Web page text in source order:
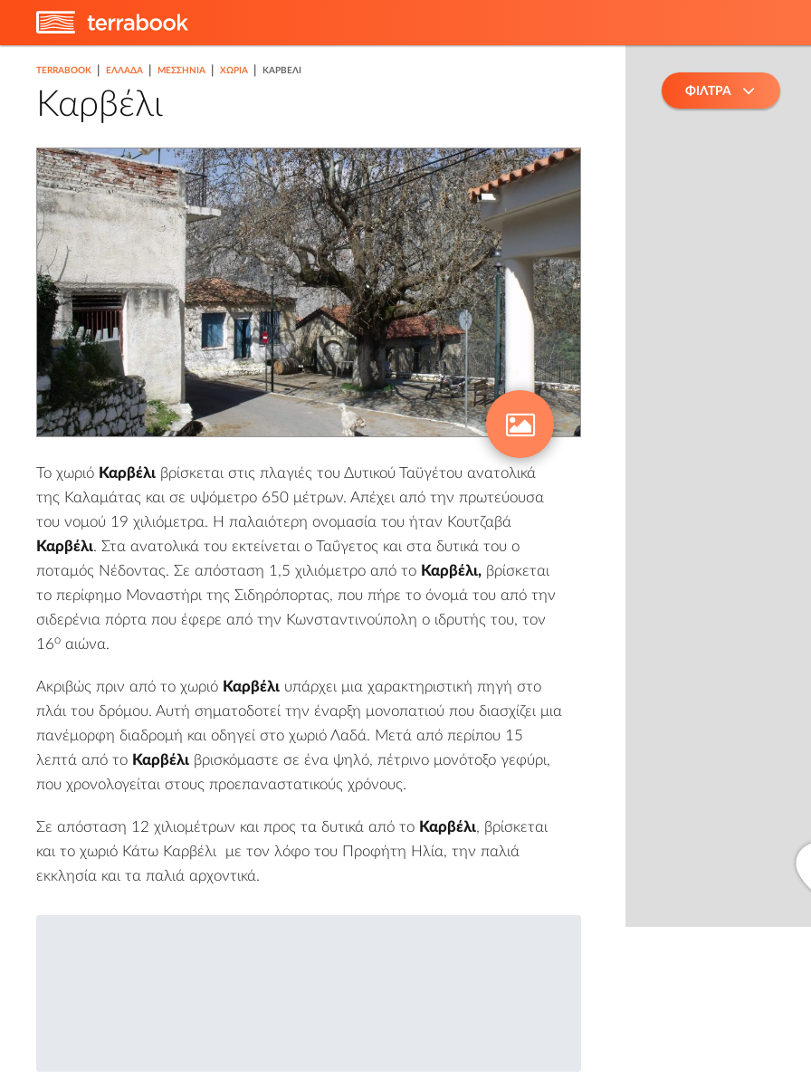
TERRABOOK ΕΛΛΑΔΑ ΜΕΣΣΗΝΊΑ ΧΩΡΙΆ ΚΑΡΒΈΛΙ
Καρβέλι
Το χωριό Καρβέλι βρίσκεται στις πλαγιές του Δυτικού Ταϋγέτου ανατολικά
της Καλαμάτας και σε υψόμετρο 650 μέτρων. Απέχει από την πρωτεύουσα
του νομού 19 χιλιόμετρα. Η παλαιότερη ονομασία του ήταν Κουτζαβά
Καρβέλι. Στα ανατολικά του εκτείνεται ο Ταΰγετος και στα δυτικά του ο
ποταμός Νέδοντας. Σε απόσταση 1,5 χιλιόμετρο από το Καρβέλι, βρίσκεται
το περίφημο Μοναστήρι της Σιδηρόπορτας, που πήρε το όνομά του από την
σιδερένια πόρτα που έφερε από την Κωνσταντινούπολη ο ιδρυτής του, τον
16ο αιώνα.
Ακριβώς πριν από το χωριό Καρβέλι υπάρχει μια χαρακτηριστική πηγή στο
πλάι του δρόμου. Αυτή σηματοδοτεί την έναρξη μονοπατιού που διασχίζει μια
πανέμορφη διαδρομή και οδηγεί στο χωριό Λαδά. Μετά από περίπου 15
λεπτά από το Καρβέλι βρισκόμαστε σε ένα ψηλό, πέτρινο μονότοξο γεφύρι,
που χρονολογείται στους προεπαναστατικούς χρόνους.
Σε απόσταση 12 χιλιομέτρων και προς τα δυτικά από το Καρβέλι, βρίσκεται
και το χωριό Κάτω Καρβέλι με τον λόφο του Προφήτη Ηλία, την παλιά
εκκλησία και τα παλιά αρχοντικά.
ΦΙΛΤΡΑ